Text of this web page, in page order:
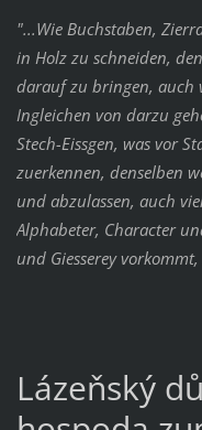
"...Wie Buchstaben,
in Holz zu schneiden,
darauf zu bringen, auch
Ingleichen von darzu
Stech-Eissgen, was vor
zuerkennen, denselben
und abzulassen, auch
Alphabeter, Character
und Giesserey
Lázeňský